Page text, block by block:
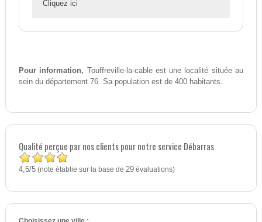
Cliquez ici
Pour information, Touffreville-la-cable est une localité située au
sein du département 76. Sa population est de 400 habitants.
Qualité perçue par nos clients pour notre service Débarras
4,5/5(note établie sur la base de 29évaluations)